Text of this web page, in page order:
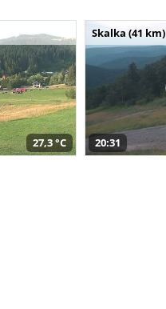
27,3 °C
Skalka (41 km)
20:31